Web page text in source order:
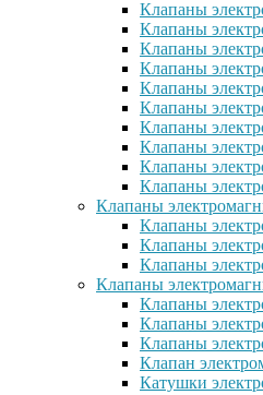
Клапаны
Клапаны
Клапаны
Клапаны
Клапаны
Клапаны
Клапаны
Клапаны
Клапаны
Клапаны
Клапаны
Клапаны
Клапаны
Клапаны
Клапаны
Клапаны
Клапаны
Клапаны
Клапан
Катушки